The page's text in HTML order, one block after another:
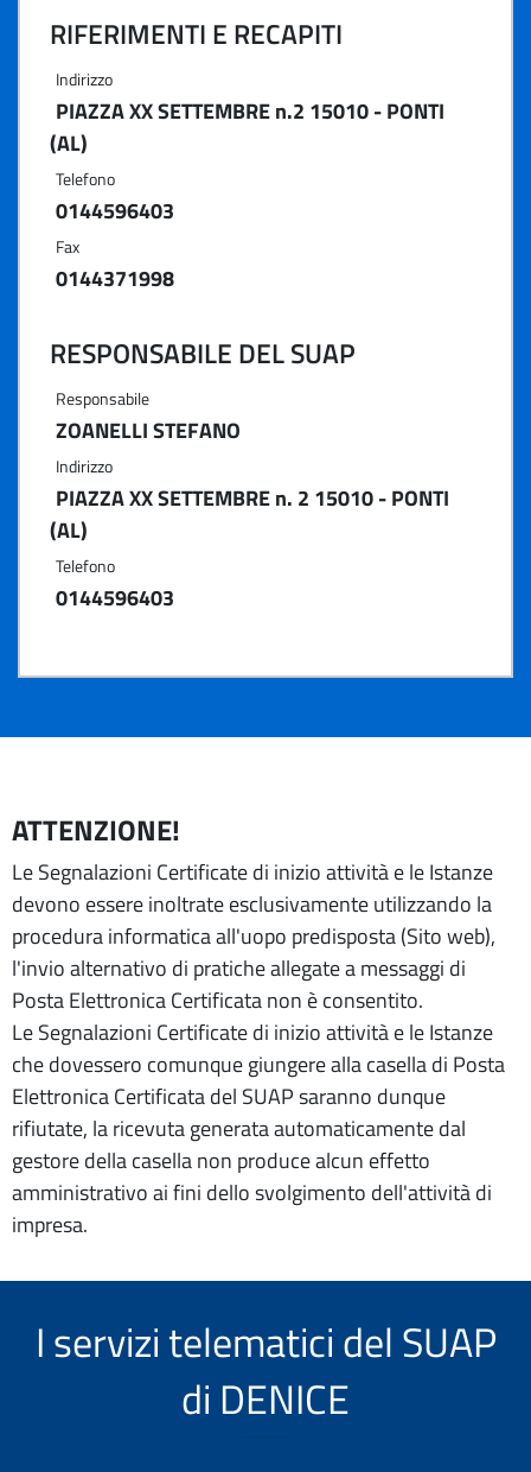
RIFERIMENTI E RECAPITI
Indirizzo
PIAZZA XX SETTEMBRE n.2 15010 - PONTI
(AL)
Telefono
0144596403
Fax
0144371998
RESPONSABILE DEL SUAP
Responsabile
ZOANELLI STEFANO
Indirizzo
PIAZZA XX SETTEMBRE n. 2 15010 - PONTI
(AL)
Telefono
0144596403
ATTENZIONE!
Le Segnalazioni Certificate di inizio attività e le Istanze
devono essere inoltrate esclusivamente utilizzando la
procedura informatica all'uopo predisposta (Sito web),
l'invio alternativo di pratiche allegate a messaggi di
Posta Elettronica Certificata non è consentito.
Le Segnalazioni Certificate di inizio attività e le Istanze
che dovessero comunque giungere alla casella di Posta
Elettronica Certificata del SUAP saranno dunque
rifiutate, la ricevuta generata automaticamente dal
gestore della casella non produce alcun effetto
amministrativo ai fini dello svolgimento dell'attività di
impresa.
I servizi telematici del SUAP
di DENICE